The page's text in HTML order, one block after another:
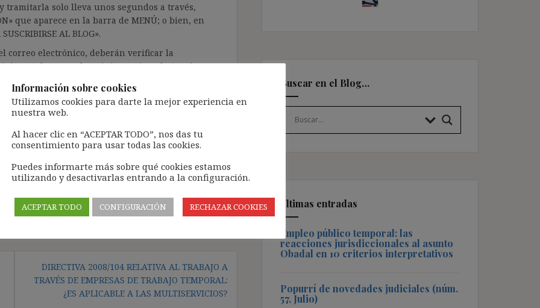
tramitarla solo lleva unos segundos a través,
que aparece en la barra de MENÚ; o bien, en
AL BLOG».
correo electrónico, deberán verificar la
en el correo electrónico registrado (según
bandeja de «Spam»).
pueda causar.
del blog: https://ignasibeltran.com/politica-
in vitro,prueba indiciaria,Sabine
DIRECTIVA 2008/104 RELATIVA AL TRABAJO A
TRAVÉS DE EMPRESAS DE TRABAJO TEMPORAL:
¿ES APLICABLE A LAS MULTISERVICIOS?
Buscar en el Blog…
Últimas entradas
Empleo público temporal: las
reacciones jurisdiccionales al asunto
Obadal en 10 criterios interpretativos
Popurrí de novedades judiciales (núm.
57, Julio)
Información sobre cookies
Utilizamos cookies para darte la mejor experiencia en
nuestra web.
Al hacer clic en “ACEPTAR TODO”, nos das tu
consentimiento para usar todas las cookies.
Puedes informarte más sobre qué cookies estamos
utilizando y desactivarlas entrando a la configuración.
ACEPTAR TODO CONFIGURACIÓN RECHAZAR COOKIES